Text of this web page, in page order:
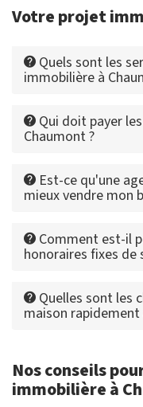
Votre projet
Quels sont les
immobilière à
Qui doit payer
Chaumont ?
Est-ce qu'une
mieux vendre mon
Comment est-il
honoraires fixes de
Quelles sont les
maison rapidement
Nos conseils
immobilière à